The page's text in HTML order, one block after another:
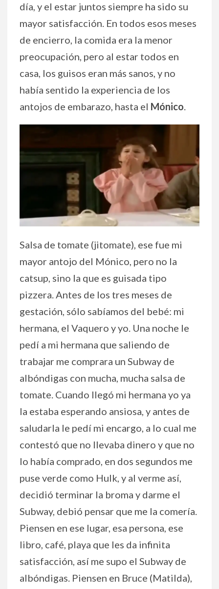
día, y el estar juntos siempre ha sido su
mayor satisfacción. En todos esos meses
de encierro, la comida era la menor
preocupación, pero al estar todos en
casa, los guisos eran más sanos, y no
había sentido la experiencia de los
antojos de embarazo, hasta el Mónico.
Salsa de tomate (jitomate), ese fue mi
mayor antojo del Mónico, pero no la
catsup, sino la que es guisada tipo
pizzera. Antes de los tres meses de
gestación, sólo sabíamos del bebé: mi
hermana, el Vaquero y yo. Una noche le
pedí a mi hermana que saliendo de
trabajar me comprara un Subway de
albóndigas con mucha, mucha salsa de
tomate. Cuando llegó mi hermana yo ya
la estaba esperando ansiosa, y antes de
saludarla le pedí mi encargo, a lo cual me
contestó que no llevaba dinero y que no
lo había comprado, en dos segundos me
puse verde como Hulk, y al verme así,
decidió terminar la broma y darme el
Subway, debió pensar que me la comería.
Piensen en ese lugar, esa persona, ese
libro, café, playa que les da infinita
satisfacción, así me supo el Subway de
albóndigas. Piensen en Bruce (Matilda),